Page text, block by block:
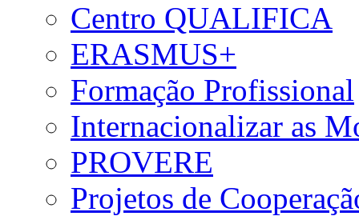
Centro QUALIFICA
ERASMUS+
Formação Profissional
Internacionalizar as
PROVERE
Projetos de